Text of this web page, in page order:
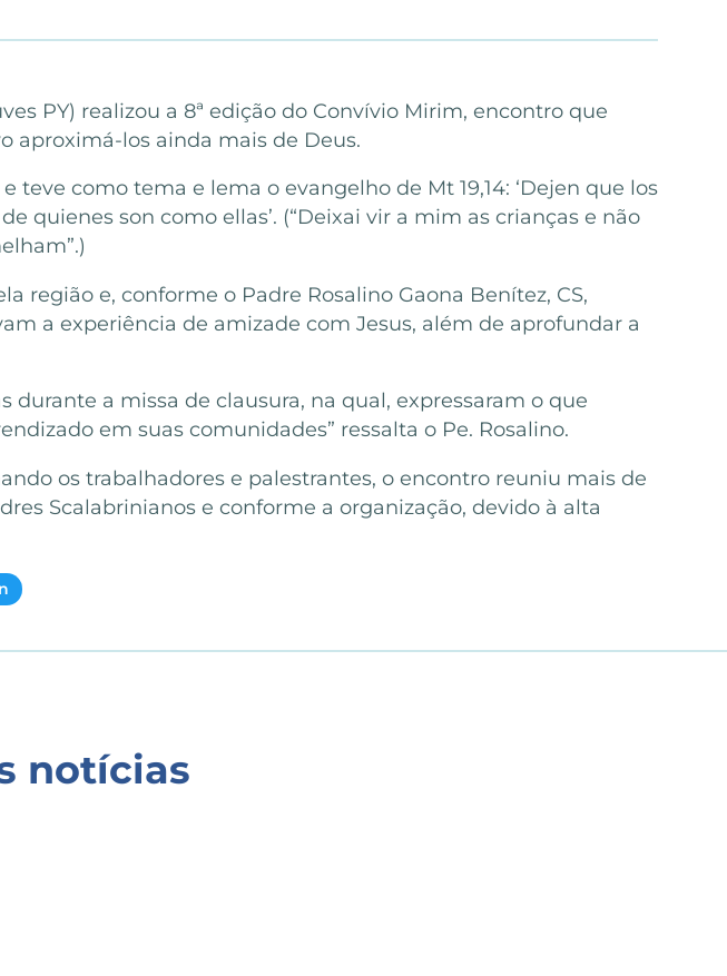
PY) realizou a 8ª edição do Convívio Mirim, encontro que
aproximá-los ainda mais de Deus.
teve como tema e lema o evangelho de Mt 19,14: ‘Dejen que los
quienes son como ellas’. (“Deixai vir a mim as crianças e não
região e, conforme o Padre Rosalino Gaona Benítez, CS,
a experiência de amizade com Jesus, além de aprofundar a
a missa de clausura, na qual, expressaram o que
em suas comunidades” ressalta o Pe. Rosalino.
os trabalhadores e palestrantes, o encontro reuniu mais de
Scalabrinianos e conforme a organização, devido à alta
notícias